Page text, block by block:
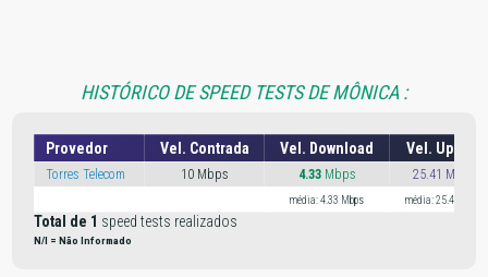
HISTÓRICO DE SPEED TESTS DE MÔNICA :
Provedor Vel. Contrada Vel. Download Vel. Upload
Torres Telecom 10 Mbps 4.33Mbps 25.41 Mbps
média: 4.33 Mbps média: 25.41 Mbps
Total de 1 speed tests realizados
N/I = Não Informado